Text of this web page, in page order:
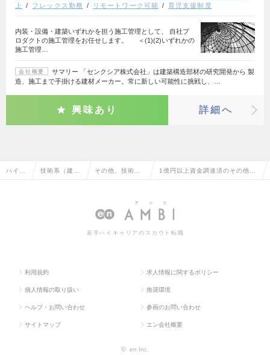
上
フレックス勤務 リモートワーク可能 育児支援制度
内装・設備・建築いずれかを担う施工管理として、 自社プ
ロダクトの施工管理をお任せします。 ＜(1)(2)いずれかの
施工管理…
会社概要
サマリー 「センクシア株式会社」は建築構造部材の研究開発から 製
造、施工まで手掛ける建材メーカー。常に新しい可能性に挑戦し、…
興味あり 詳細へ
ハイク 技術系（建 その他、技術系
土木・プラン
1億円以上資金調達済のその他、
ント）の転職・求人情報一覧
若手ハイキャリアのスカウト転職
利用規約 求人情報に関するポリシー
個人情報の取り扱い 推奨環境
ヘルプ・お問い合わせ 参画のお問い合わせ
サイトマップ エン会社概要
© en Inc.